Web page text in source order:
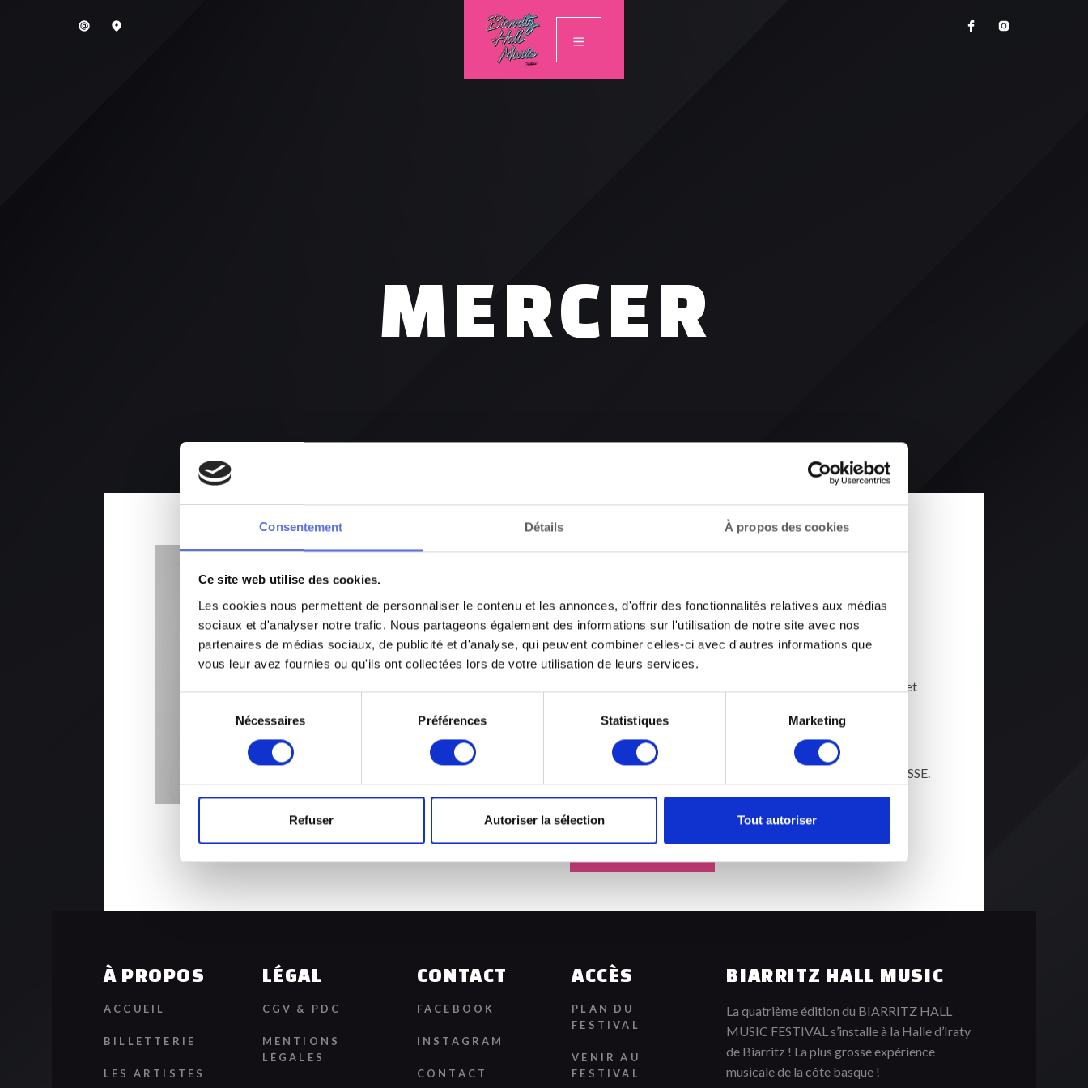
Consentement Détails À propos des cookies
Ce site web utilise des cookies.
Les cookies nous permettent de personnaliser le contenu et les annonces, d'offrir des fonctionnalités relatives aux médias
sociaux et d'analyser notre trafic. Nous partageons également des informations sur l'utilisation de notre site avec nos
partenaires de médias sociaux, de publicité et d'analyse, qui peuvent combiner celles-ci avec d'autres informations que
vous leur avez fournies ou qu'ils ont collectées lors de votre utilisation de leurs services.
consentement
Nécessaires Préférences Statistiques Marketing
Refuser Autoriser la sélection Tout autoriser
MERCER
On a l’honneur d’accueillir Mercer , producteur pour des stars
mondiales comme Lady Gaga, DJ Snake ou Akon.
Membre du collectif Pardon My French aux côtés de Tchami et
house, entre énergie club et influences disco.
Et ce n’est pas tout… il sera en B2B avec TCHEBA DJIBRIL CISSE.
RÉSERVER
À PROPOS
ACCUEIL
BILLETTERIE
LES ARTISTES
LÉGAL
CGV & PDC
MENTIONS
LÉGALES
CONTACT
FACEBOOK
INSTAGRAM
CONTACT
ACCÈS
PLAN DU
FESTIVAL
VENIR AU
FESTIVAL
BIARRITZ HALL MUSIC
La quatrième édition du BIARRITZ HALL
MUSIC FESTIVAL s’installe à la Halle d’Iraty
de Biarritz ! La plus grosse expérience
musicale de la côte basque !